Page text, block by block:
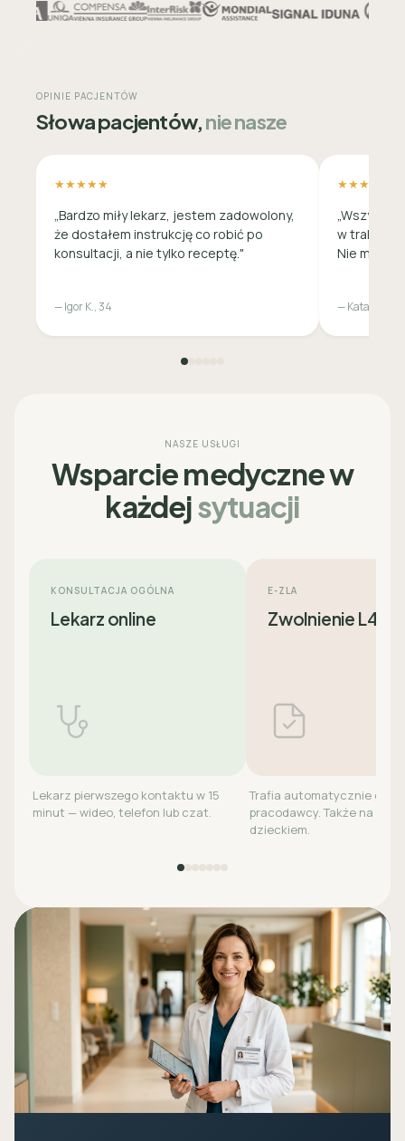
OPINIE PACJENTÓW
Słowa pacjentów,nie nasze
★★★★★
„Bardzo miły lekarz, jestem zadowolony,
że dostałem instrukcję co robić po
konsultacji, a nie tylko receptę."
— Igor K., 34
★★★★★
w trakcie
Nie
— Katarzyna
NASZE USŁUGI
Wsparcie medyczne w
każdejsytuacji
KONSULTACJA OGÓLNA
Lekarz online
Lekarz pierwszego kontaktu w 15
minut — wideo, telefon lub czat.
E-ZLA
Zwolnienie L4
Trafia automatycznie do
pracodawcy. Także na
dzieckiem.